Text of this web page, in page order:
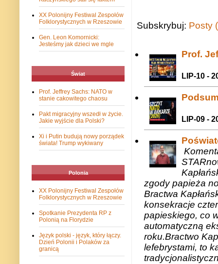
Subskrybuj: Posty
Prof.
LIP-10 -
LIP-09 -
zgody papieża
Bractwa
konsekracje
papieskiego, co
automatyczną
roku.Bractwo
lefebrystami, to
XX Polonijny Festiwal Zespołów
Folklorystycznych w Rzeszowie
Gen. Leon Komornicki:
Jesteśmy jak dzieci we mgle
Świat
Prof. Jeffrey Sachs: NATO w
stanie cakowitego chaosu
Pakt migracyjny wszedł w życie.
Jakie wyjście dla Polski?
Xi i Putin budują nowy porządek
świata! Trump wykiwany
Polonia
XX Polonijny Festiwal Zespołów
Folklorystycznych w Rzeszowie
Spotkanie Prezydenta RP z
Polonią na Florydzie
Język polski - język, który łączy.
Dzień Polonii i Polaków za
granicą